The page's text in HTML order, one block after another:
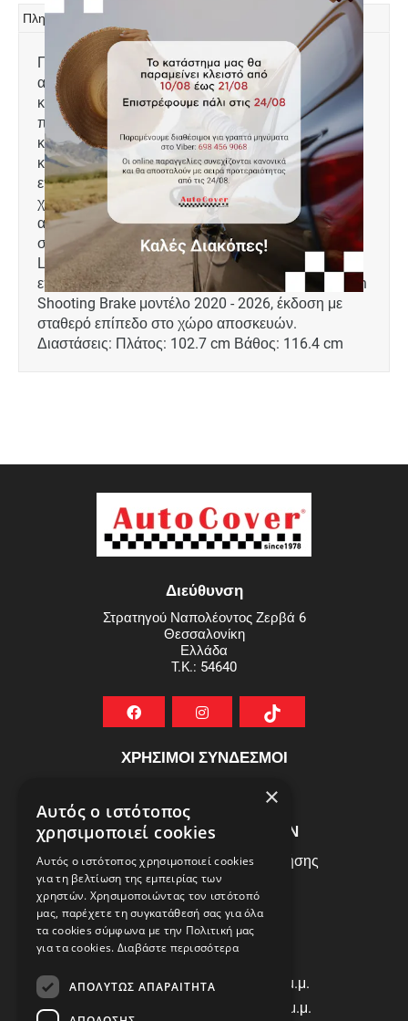
Πληροφορίες
Πατάκι πορτ μπαγκάζ Rigum, κατασκευασμένο
από υψηλής ποιότητας άοσμο ανθεκτικό
καουτσούκ, φιλικό προς το
περιβάλλον. Αντιολισθητικό και πολύ εύκολο στο
καθάρισμα. Το χείλος που διαθέτει (περίπου 2cm)
και η ειδικά διαμορφωμένη κυψελωτή
επιφάνεια συγκρατούν νερά, λάσπες, χώματα και
χιόνι, διατηρώντας καθαρό το εσωτερικό του
αυτοκινήτου. Διαθέτει άψογη εφαρμογή. Ειδικά
σχεδιασμένο για: Volkswagen Arteon
Liftback μοντέλο 2017 - 2023, έκδοση με σταθερό
επίπεδο στο χώρο αποσκευών. Volkswagen Arteon
Shooting Brake μοντέλο 2020 - 2026, έκδοση με
σταθερό επίπεδο στο χώρο αποσκευών.
Διαστάσεις: Πλάτος: 102.7 cm Βάθος: 116.4 cm
Διεύθυνση
Στρατηγού Ναπολέοντος Ζερβά 6
Θεσσαλονίκη
Ελλάδα
T.K.: 54640
ΧΡΗΣΙΜΟΙ ΣΥΝΔΕΣΜΟΙ
ΕΞΥΠΗΡΕΤΗΣΗ ΠΕΛΑΤΩΝ
Πολιτική Δεδομένων - Όροι Χρήσης
Πολιτική Επιστροφών
Όροι Χρήσης
ΩΡΑΡΙΟ ΛΕΙΤΟΥΡΓΙΑΣ
Δ | Τ | Τ | Π: 8:00 π.μ. - 18:00 μ.μ.
Παρασκευή: 8:00 π.μ. - 14:00 μ.μ.
×
Αυτός ο ιστότοπος
χρησιμοποιεί cookies
Αυτός ο ιστότοπος χρησιμοποιεί cookies
για τη βελτίωση της εμπειρίας των
χρηστών. Χρησιμοποιώντας τον ιστότοπό
μας, παρέχετε τη συγκατάθεσή σας για όλα
τα cookies σύμφωνα με την Πολιτική μας
για τα cookies. Διαβάστε περισσότερα
ΑΠΟΛΎΤΩΣ ΑΠΑΡΑΊΤΗΤΑ